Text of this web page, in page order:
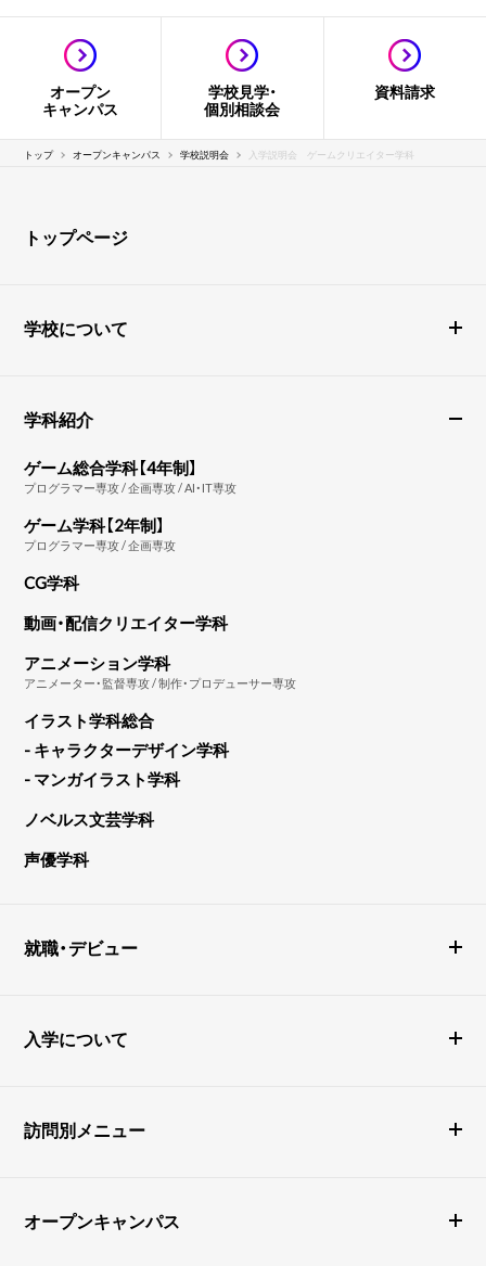
オープン
キャンパス
学校見学・
個別相談会
資料請求
トップ オープンキャンパス 学校説明会 入学説明会 ゲームクリエイター学科
トップページ
学校について
学科紹介
ゲーム総合学科【4年制】
プログラマー専攻 / 企画専攻 / AI・IT専攻
ゲーム学科【2年制】
プログラマー専攻 / 企画専攻
CG学科
動画・配信クリエイター学科
アニメーション学科
アニメーター・監督専攻 / 制作・プロデューサー専攻
イラスト学科総合
- キャラクターデザイン学科
- マンガイラスト学科
ノベルス文芸学科
声優学科
就職・デビュー
入学について
訪問別メニュー
オープンキャンパス